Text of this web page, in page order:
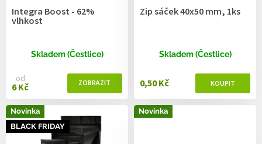
Integra Boost - 62%
vlhkost
Skladem (Čestlice)
od
6 Kč
Zip sáček 40x50 mm, 1ks
Skladem (Čestlice)
0,50 Kč
Novinka
BLACK FRIDAY
Novinka